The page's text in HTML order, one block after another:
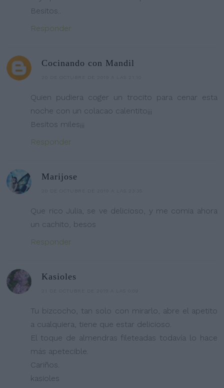
Besitos..
Responder
Cocinando con Mandil
Quien pudiera coger un trocito para cenar esta
noche con un colacao calentito¡¡¡
Besitos miles¡¡¡
Responder
Marijose
Que rico Julia, se ve delicioso, y me comia ahora
un cachito, besos
Responder
Kasioles
Tu bizcocho, tan solo con mirarlo, abre el apetito
a cualquiera, tiene que estar delicioso.
El toque de almendras fileteadas todavía lo hace
más apetecible.
Cariños.
kasioles